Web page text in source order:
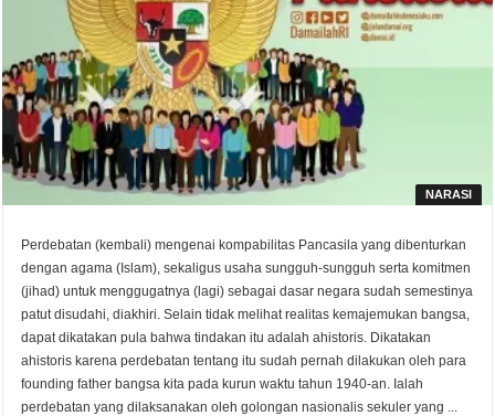
NARASI
Perdebatan (kembali) mengenai kompabilitas Pancasila yang dibenturkan
dengan agama (Islam), sekaligus usaha sungguh-sungguh serta komitmen
(jihad) untuk menggugatnya (lagi) sebagai dasar negara sudah semestinya
patut disudahi, diakhiri. Selain tidak melihat realitas kemajemukan bangsa,
dapat dikatakan pula bahwa tindakan itu adalah ahistoris. Dikatakan
ahistoris karena perdebatan tentang itu sudah pernah dilakukan oleh para
founding father bangsa kita pada kurun waktu tahun 1940-an. Ialah
perdebatan yang dilaksanakan oleh golongan nasionalis sekuler yang ...